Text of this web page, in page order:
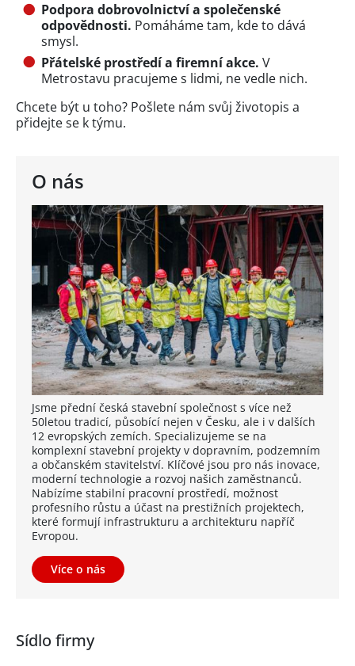
O nás
Jsme přední česká stavební společnost s více než
50letou tradicí, působící nejen v Česku, ale i v dalších
12 evropských zemích. Specializujeme se na
komplexní stavební projekty v dopravním, podzemním
a občanském stavitelství. Klíčové jsou pro nás inovace,
moderní technologie a rozvoj našich zaměstnanců.
Nabízíme stabilní pracovní prostředí, možnost
profesního růstu a účast na prestižních projektech,
které formují infrastrukturu a architekturu napříč
Evropou.
Více o nás
Podpora dobrovolnictví a společenské
odpovědnosti. Pomáháme tam, kde to dává
smysl.
Přátelské prostředí a firemní akce. V
Metrostavu pracujeme s lidmi, ne vedle nich.
Chcete být u toho? Pošlete nám svůj životopis a
přidejte se k týmu.
Sídlo firmy